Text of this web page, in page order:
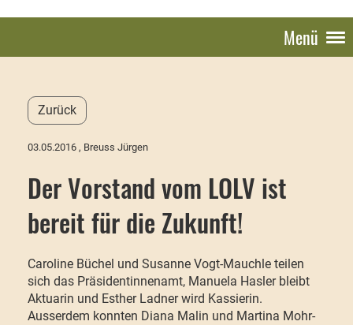
Menü
Zurück
03.05.2016 , Breuss Jürgen
Der Vorstand vom LOLV ist
bereit für die Zukunft!
Caroline Büchel und Susanne Vogt-Mauchle teilen
sich das Präsidentinnenamt, Manuela Hasler bleibt
Aktuarin und Esther Ladner wird Kassierin.
Ausserdem konnten Diana Malin und Martina Mohr-